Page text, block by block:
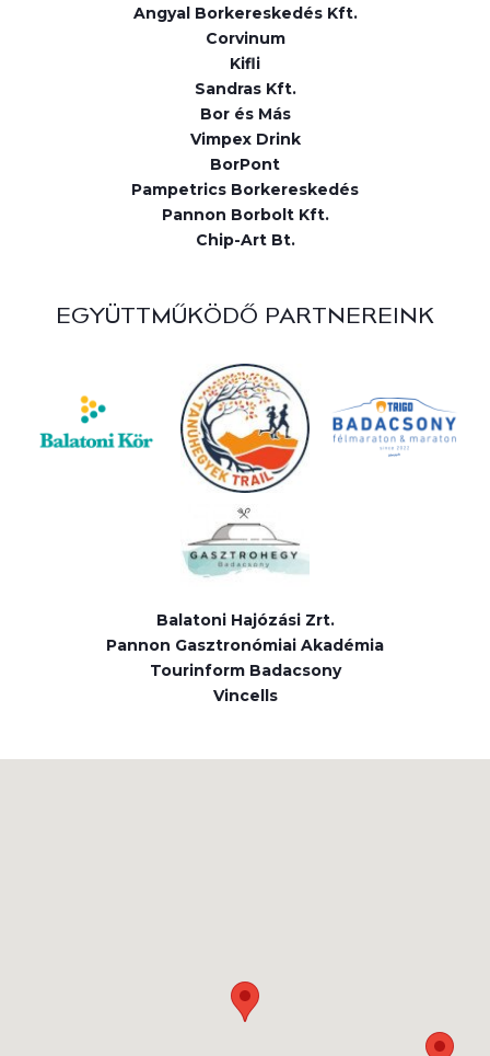
Angyal Borkereskedés Kft.
Corvinum
Kifli
Sandras Kft.
Bor és Más
Vimpex Drink
BorPont
Pampetrics Borkereskedés
Pannon Borbolt Kft.
Chip-Art Bt.
EGYÜTTMŰKÖDŐ PARTNEREINK
Balatoni Hajózási Zrt.
Pannon Gasztronómiai Akadémia
Tourinform Badacsony
Vincells